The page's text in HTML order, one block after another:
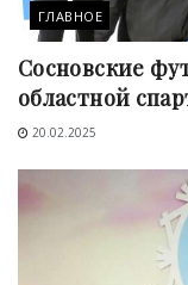
ГЛАВНОЕ
Сосновские
областной
20.02.2025